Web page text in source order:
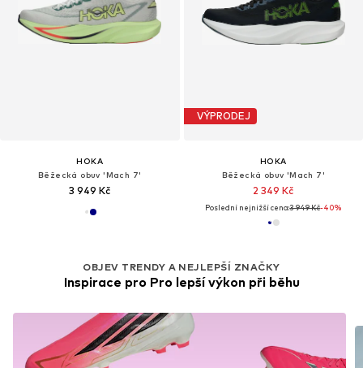
HOKA
Běžecká obuv 'Mach 7'
3 949 Kč
OBJEV TRENDY A NEJLEPŠÍ ZNAČKY
Inspirace pro Pro lepší výkon při běhu
VÝPRODEJ
HOKA
Běžecká obuv 'Mach 7'
2 349 Kč
Poslední nejnižší cena:3 949 Kč-40%